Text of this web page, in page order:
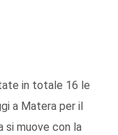
in totale 16 le
a Matera per il
si muove con la